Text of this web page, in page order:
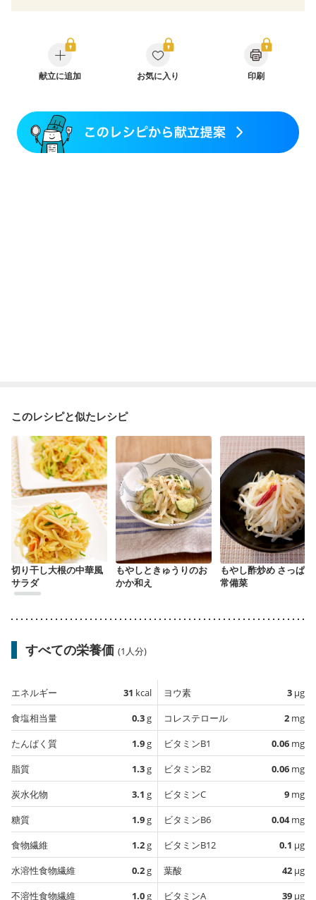
過敏性腸症候群（IBS）
糖尿病性腎症（第１期）
糖尿病性腎症（第２期）
糖尿病性腎症（第３期）
CKD（ステージ１）
CKD（ステージ２）
乳がん（放射線治療中）
乳がん治療を終えた方・経過観察中の方など
妊娠中(初期)
妊婦健診・体重増加が気になる（初期）
献立に追加 お気に入り 印刷
このレシピと似たレシピ
切り干し大根の中華風
サラダ
もやしときゅうりのお
かか和え
もやし酢炒め さっぱり
常備菜
すべての栄養価 (1人分)
エネルギー 31 kcal
食塩相当量
0.3g
たんぱく質
1.9g
脂質
1.3g
炭水化物
3.1 g
糖質
1.9g
食物繊維
1.2g
水溶性食物繊維
0.2g
不溶性食物繊維
1.0g
ヨウ素 3 µg
コレステロール
2 mg
ビタミンB1
0.06 mg
ビタミンB2
0.06 mg
ビタミンC
9 mg
ビタミンB6
0.04mg
ビタミンB12
0.1 µg
葉酸
42 µg
ビタミンA
39 µg